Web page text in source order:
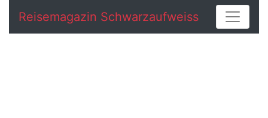
Reisemagazin Schwarzaufweiss